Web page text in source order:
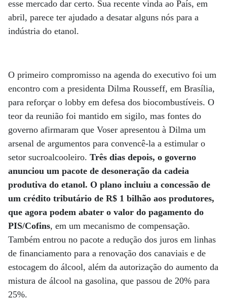
esse mercado dar certo. Sua recente vinda ao País, em
abril, parece ter ajudado a desatar alguns nós para a
indústria do etanol.
O primeiro compromisso na agenda do executivo foi um
encontro com a presidenta Dilma Rousseff, em Brasília,
para reforçar o lobby em defesa dos biocombustíveis. O
teor da reunião foi mantido em sigilo, mas fontes do
governo afirmaram que Voser apresentou à Dilma um
arsenal de argumentos para convencê-la a estimular o
setor sucroalcooleiro. Três dias depois, o governo
anunciou um pacote de desoneração da cadeia
produtiva do etanol. O plano incluiu a concessão de
um crédito tributário de R$ 1 bilhão aos produtores,
que agora podem abater o valor do pagamento do
PIS/Cofins, em um mecanismo de compensação.
Também entrou no pacote a redução dos juros em linhas
de financiamento para a renovação dos canaviais e de
estocagem do álcool, além da autorização do aumento da
mistura de álcool na gasolina, que passou de 20% para
25%.